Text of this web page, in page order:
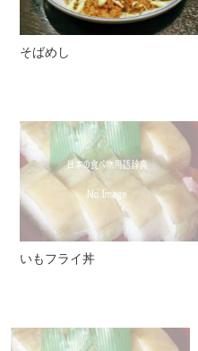
そばめし
いもフライ丼